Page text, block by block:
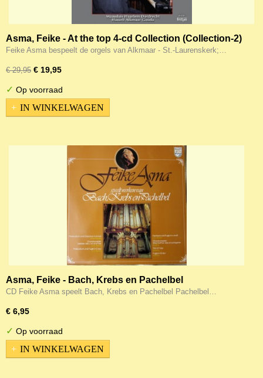
Asma, Feike - At the top 4-cd Collection (Collection-2)
Feike Asma bespeelt de orgels van Alkmaar - St.-Laurenskerk;…
€ 29,95 € 19,95
✓ Op voorraad
IN WINKELWAGEN
Asma, Feike - Bach, Krebs en Pachelbel
CD Feike Asma speelt Bach, Krebs en Pachelbel Pachelbel…
€ 6,95
✓ Op voorraad
IN WINKELWAGEN